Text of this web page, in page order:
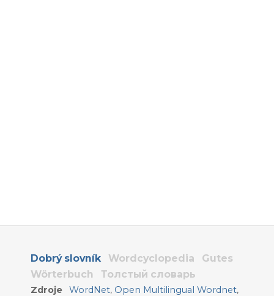
Dobrý slovník Wordcyclopedia
Gutes
Wörterbuch
Толстый словарь
Zdroje WordNet, Open Multilingual Wordnet,